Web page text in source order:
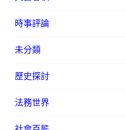
時事評論
未分類
歷史探討
法務世界